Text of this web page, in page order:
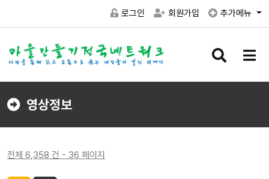
로그인 회원가입 추가메뉴
검
버
메
버
영상정보
전체 6,358 건 - 36 페이지